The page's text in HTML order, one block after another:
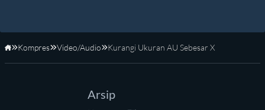
Beranda
Kompres Video/Audio Kurangi Ukuran AU Sebesar X
Arsip